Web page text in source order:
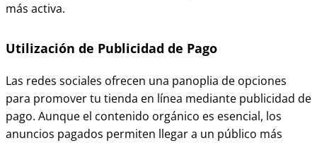
más activa.
Utilización de Publicidad de Pago
Las redes sociales ofrecen una panoplia de opciones
para promover tu tienda en línea mediante publicidad de
pago. Aunque el contenido orgánico es esencial, los
anuncios pagados permiten llegar a un público más